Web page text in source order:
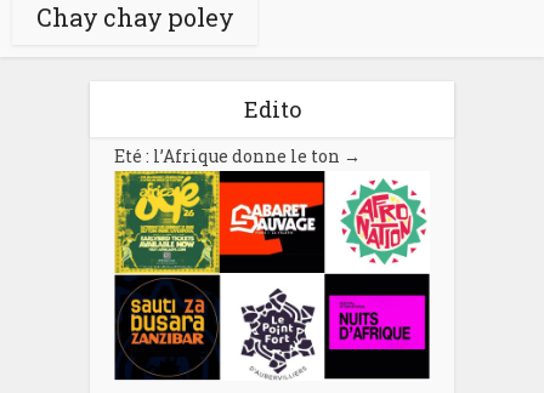
Chay chay poley
Edito
Eté : l’Afrique donne le ton →